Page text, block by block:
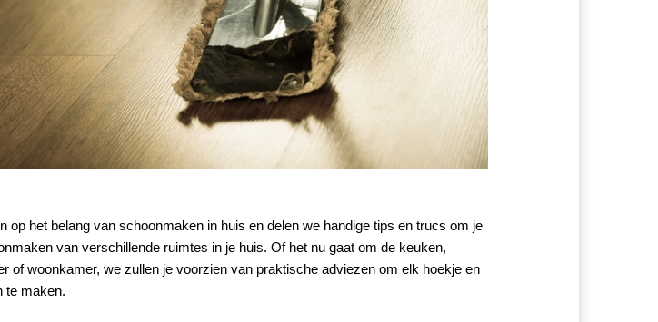
op het belang van schoonmaken in huis en delen we handige tips en trucs om je
van verschillende ruimtes in je huis. Of het nu gaat om de keuken,
of woonkamer, we zullen je voorzien van praktische adviezen om elk hoekje en
te maken.